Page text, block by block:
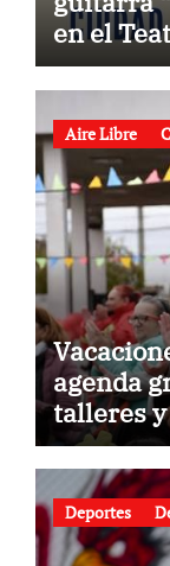
en el
Aire Libre
agenda
talleres
Deportes